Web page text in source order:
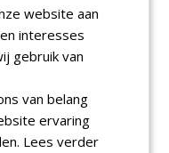
website aan
interesses
gebruik van
van belang
ervaring
Lees verder